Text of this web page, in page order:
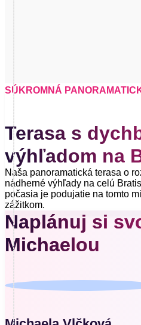
SÚKROMNÁ
Terasa s
výhľadom na
Naša panoramatická terasa o
nádherné výhľady na celú
počasia je podujatie na tomto
zážitkom.
Naplánuj si
Michaelou